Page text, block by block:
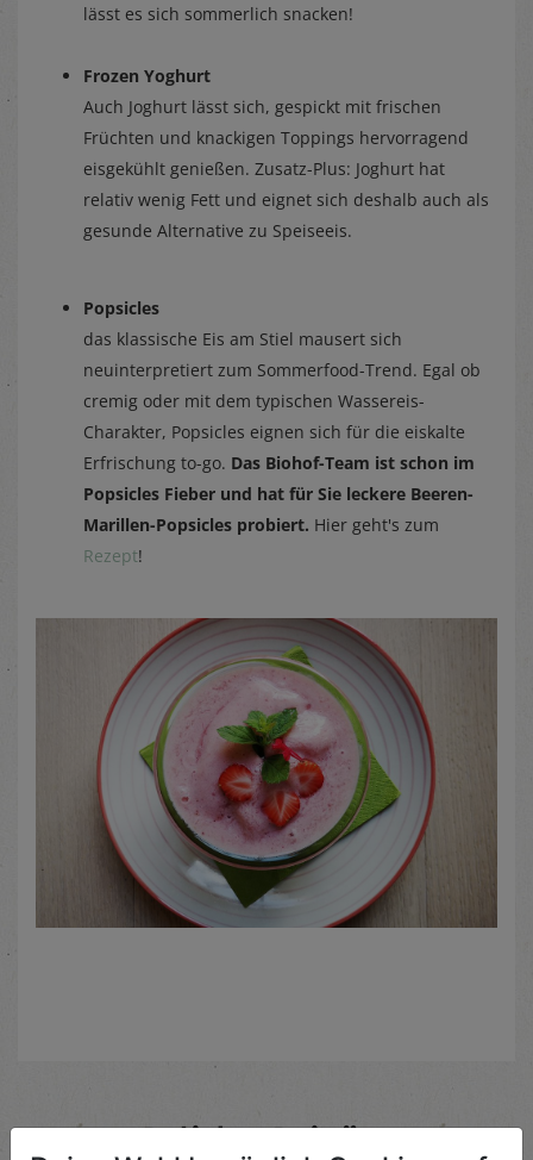
lässt es sich sommerlich snacken!
Frozen Yoghurt
Auch Joghurt lässt sich, gespickt mit frischen
Früchten und knackigen Toppings hervorragend
eisgekühlt genießen. Zusatz-Plus: Joghurt hat
relativ wenig Fett und eignet sich deshalb auch als
gesunde Alternative zu Speiseeis.
Popsicles
das klassische Eis am Stiel mausert sich
neuinterpretiert zum Sommerfood-Trend. Egal ob
cremig oder mit dem typischen Wassereis-
Charakter, Popsicles eignen sich für die eiskalte
Erfrischung to-go. Das Biohof-Team ist schon im
Popsicles Fieber und hat für Sie leckere Beeren-
Marillen-Popsicles probiert. Hier geht's zum
Rezept!
Beliebte Beiträge